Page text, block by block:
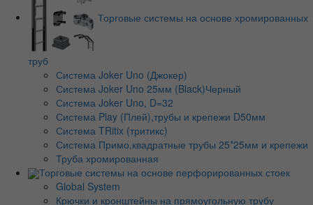
Торговые системы на основе хромированных
труб
Система Joker Uno (Джокер)
Система Joker Uno 25мм (Black)Черный
Система Joker Uno, D=32
Система Play (Плей),трубы и крепежи D50мм
Система TRitix (тритикс)
Система Примо,квадратные трубы 25*25мм и крепежи
Труба хромированная
Торговые системы на основе перфорированных стоек
Global System
Крючки и кронштейны на прямоугольную трубу